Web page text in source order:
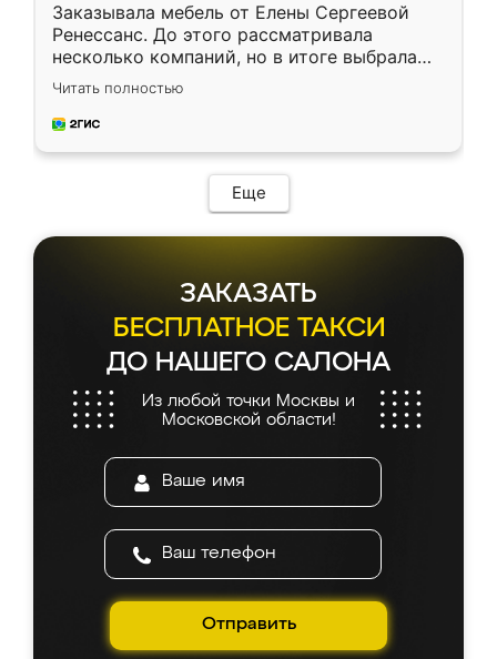
Заказывала мебель от Елены Сергеевой
Ренессанс. До этого рассматривала
несколько компаний, но в итоге выбрала
эту. Сначала обговорили условия, потом
приехал замерщик, всё спокойно объяснил
и снял размеры. Изготовили в срок, с
мебель сразу встала на свое место без
каких-либо доработок. Качеством осталась
довольна, все выглядит так, как и ожидала.
Читать полностью
Еще
ЗАКАЗАТЬ
БЕСПЛАТНОЕ ТАКСИ
ДО НАШЕГО САЛОНА
Из любой точки Москвы и
Московской области!
Отправить